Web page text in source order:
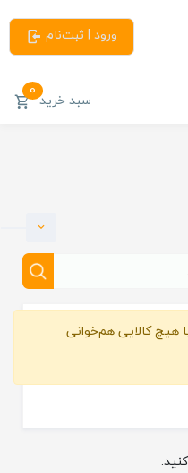
ورود | ثبت‌نام
سبد خرید0
هیچ کالایی هم‌خوانی